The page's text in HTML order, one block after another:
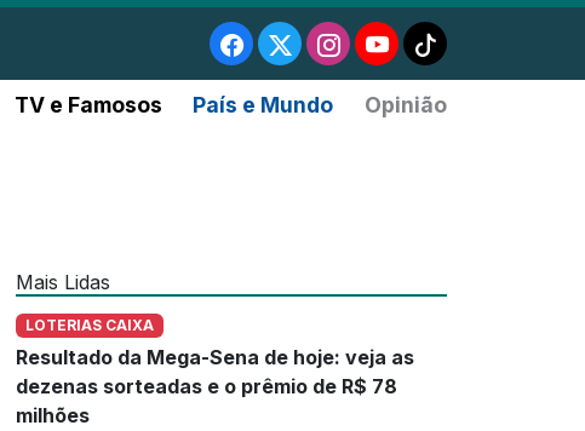
TV e Famosos País e Mundo Opinião
Mais Lidas
LOTERIAS CAIXA
Resultado da Mega-Sena de hoje: veja as
dezenas sorteadas e o prêmio de R$ 78
milhões